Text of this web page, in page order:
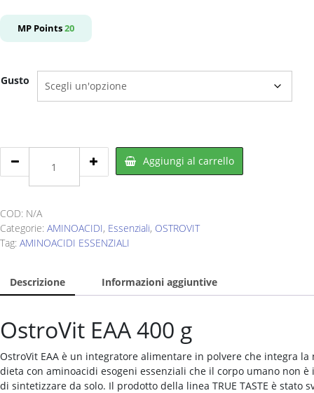
€50,00.
MP Points20
Gusto
400
quantity
Aggiungi al carrello
COD: N/A
Categorie: AMINOACIDI, Essenziali, OSTROVIT
Tag: AMINOACIDI ESSENZIALI
Descrizione Informazioni aggiuntive
OstroVit EAA 400 g
OstroVit EAA è un integratore alimentare in polvere che integra la
dieta con aminoacidi esogeni essenziali che il corpo umano non è
di sintetizzare da solo. Il prodotto della linea TRUE TASTE è stato